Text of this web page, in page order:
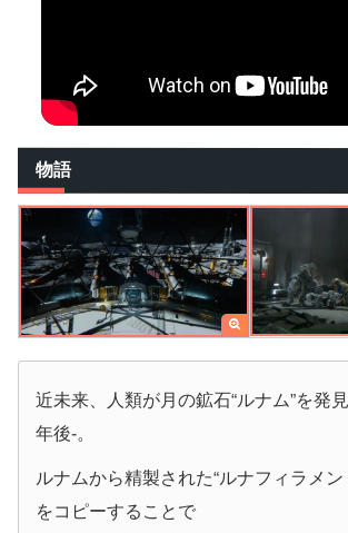
物語
近未来、人類が月の鉱石“ルナム”を発
年後-。
ルナムから精製された“ルナフィラメン
をコピーすることで